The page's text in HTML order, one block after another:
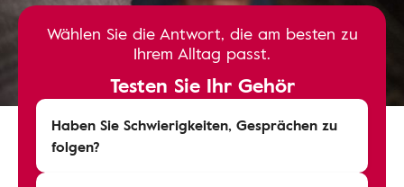
Wählen Sie die Antwort, die am besten zu
Ihrem Alltag passt.
Testen Sie Ihr Gehör
Haben Sie Schwierigkeiten, Gesprächen zu
folgen?